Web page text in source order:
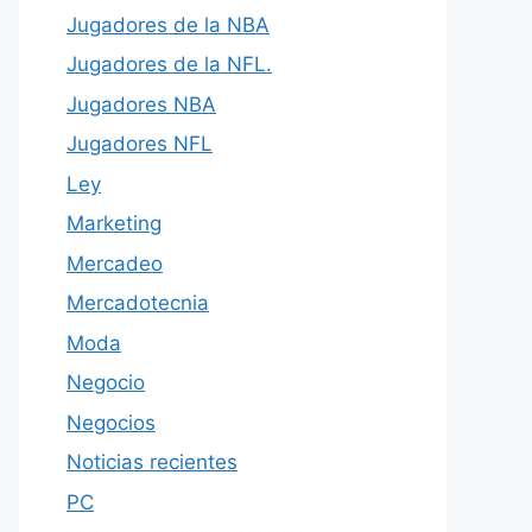
Jugadores de la NBA
Jugadores de la NFL.
Jugadores NBA
Jugadores NFL
Ley
Marketing
Mercadeo
Mercadotecnia
Moda
Negocio
Negocios
Noticias recientes
PC